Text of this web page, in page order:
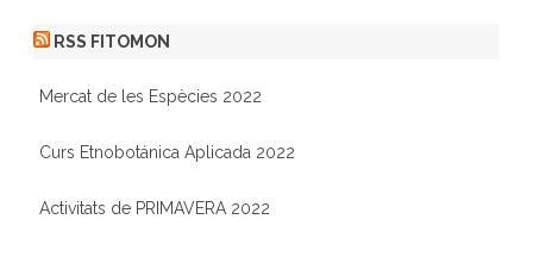
RSS FITOMON
Mercat de les Espècies 2022
Curs Etnobotánica Aplicada 2022
Activitats de PRIMAVERA 2022